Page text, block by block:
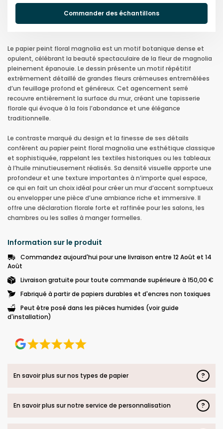
Commander des échantillons
Le papier peint floral magnolia est un motif botanique dense et
opulent, célébrant la beauté spectaculaire de la fleur de magnolia
pleinement épanouie. Le dessin présente un motif répétitif
extrêmement détaillé de grandes fleurs crémeuses entremêlées
d’un feuillage profond et généreux. Cet agencement serré
recouvre entièrement la surface du mur, créant une tapisserie
florale qui évoque à la fois l’abondance et une élégance
traditionnelle.
Le contraste marqué du design et la finesse de ses détails
confèrent au papier peint floral magnolia une esthétique classique
et sophistiquée, rappelant les textiles historiques ou les tableaux
à l’huile minutieusement réalisés. Sa densité visuelle apporte une
profondeur et une texture importantes à n’importe quel espace,
ce qui en fait un choix idéal pour créer un mur d’accent somptueux
ou envelopper une pièce d’une ambiance riche et immersive. Il
offre une déclaration florale forte et raffinée pour les salons, les
chambres ou les salles à manger formelles.
Information sur le produit
Commandez aujourd'hui pour une livraison entre 12 Août et 14
Août
Livraison gratuite pour toute commande supérieure à 150,00 €
Fabriqué à partir de papiers durables et d'encres non toxiques
Peut être posé dans les pièces humides (voir guide
d'installation)
En savoir plus sur nos types de papier ?
En savoir plus sur notre service de personnalisation ?